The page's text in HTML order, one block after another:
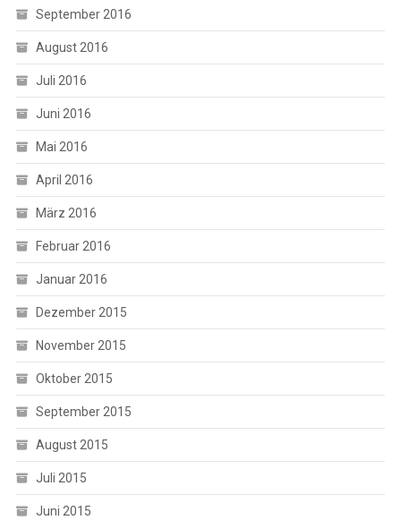
September 2016
August 2016
Juli 2016
Juni 2016
Mai 2016
April 2016
März 2016
Februar 2016
Januar 2016
Dezember 2015
November 2015
Oktober 2015
September 2015
August 2015
Juli 2015
Juni 2015